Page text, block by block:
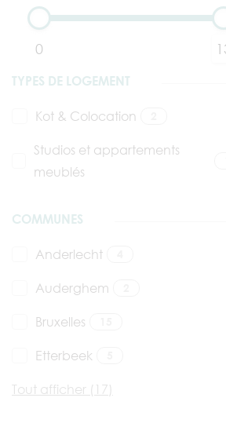
0
TYPES DE LOGEMENT
Kot & Colocation
Studios et appartements
meublés
COMMUNES
Anderlecht
Auderghem
Bruxelles
Etterbeek
Tout afficher (17)